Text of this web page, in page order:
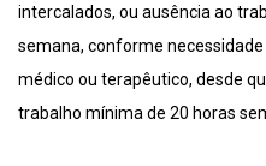
intercalados, ou ausência ao
semana, conforme
médico ou terapêutico, desde
trabalho mínima de 20 horas